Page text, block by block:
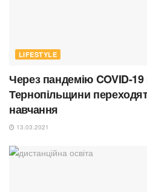
LIFESTYLE
Через пандемію COVID-
Тернопільщини
навчання
13.03.2021